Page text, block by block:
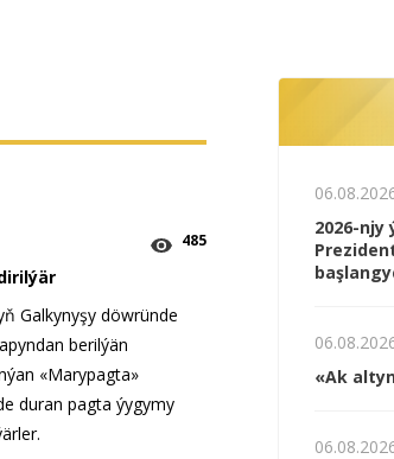
485
Galkynyşy döwründe
berilýän
«Marypagta»
duran pagta ýygymy
2026-
«Ak